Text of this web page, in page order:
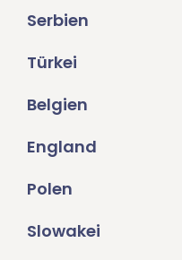
Serbien
Türkei
Belgien
England
Polen
Slowakei